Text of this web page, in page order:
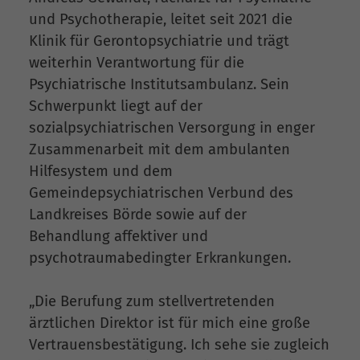
und Psychotherapie, leitet seit 2021 die
Klinik für Gerontopsychiatrie und trägt
weiterhin Verantwortung für die
Psychiatrische Institutsambulanz. Sein
Schwerpunkt liegt auf der
sozialpsychiatrischen Versorgung in enger
Zusammenarbeit mit dem ambulanten
Hilfesystem und dem
Gemeindepsychiatrischen Verbund des
Landkreises Börde sowie auf der
Behandlung affektiver und
psychotraumabedingter Erkrankungen.
„Die Berufung zum stellvertretenden
ärztlichen Direktor ist für mich eine große
Vertrauensbestätigung. Ich sehe sie zugleich